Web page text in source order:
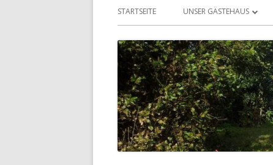
Primäres
Menü
STARTSEITE UNSER GÄSTEHAUS
CASA AZUL
CASA VERDE
BUCHUNGSANFRAGE